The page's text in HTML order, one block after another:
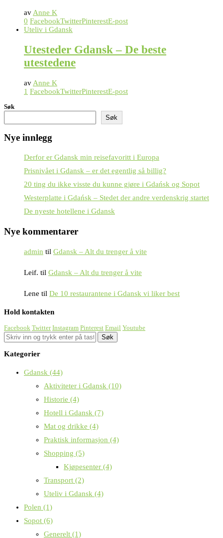
avAnne K
0 FacebookTwitterPinterestE-post
Uteliv i Gdansk
Utesteder Gdansk – De beste
utestedene
av Anne K
1 FacebookTwitterPinterestE-post
Søk
Søk
Nye innlegg
Derfor er Gdansk min reisefavoritt i Europa
Prisnivået i Gdansk – er det egentlig så billig?
20 ting du ikke visste du kunne gjøre i Gdańsk og Sopot
Westerplatte i Gdańsk – Stedet der andre verdenskrig startet
De nyeste hotellene i Gdansk
Nye kommentarer
admin til Gdansk – Alt du trenger å vite
Leif. til Gdansk – Alt du trenger å vite
Lene til De 10 restaurantene i Gdansk vi liker best
Hold kontakten
Facebook Twitter Instagram Pinterest Email Youtube
Kategorier
Gdansk (44)
Aktiviteter i Gdansk (10)
Historie (4)
Hotell i Gdansk (7)
Mat og drikke (4)
Praktisk informasjon (4)
Shopping (5)
Kjøpesenter (4)
Transport (2)
Uteliv i Gdansk (4)
Polen (1)
Sopot (6)
Generelt (1)